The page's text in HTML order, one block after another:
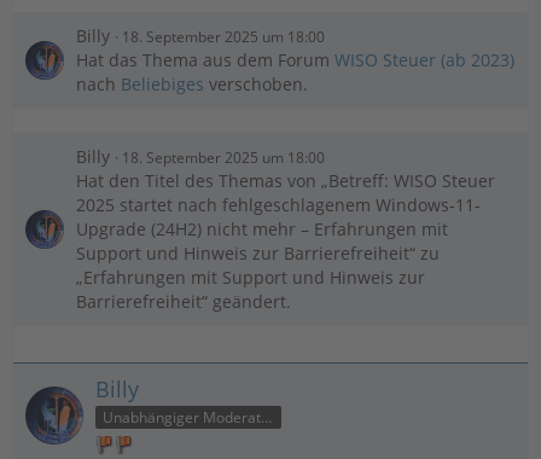
Billy 18. September 2025 um 18:00
Hat das Thema aus dem Forum WISO Steuer (ab 2023)
nach Beliebiges verschoben.
Billy 18. September 2025 um 18:00
Hat den Titel des Themas von „Betreff: WISO Steuer
2025 startet nach fehlgeschlagenem Windows-11-
Upgrade (24H2) nicht mehr – Erfahrungen mit
Support und Hinweis zur Barrierefreiheit“ zu
„Erfahrungen mit Support und Hinweis zur
Barrierefreiheit“ geändert.
Billy
Unabhängiger Moderator